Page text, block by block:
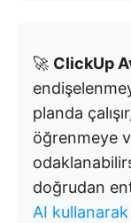
🚀 ClickUp
planda
öğrenmeye
doğrudan
AI